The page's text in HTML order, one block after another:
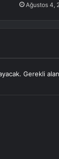
Ağustos 4,
Gerekli